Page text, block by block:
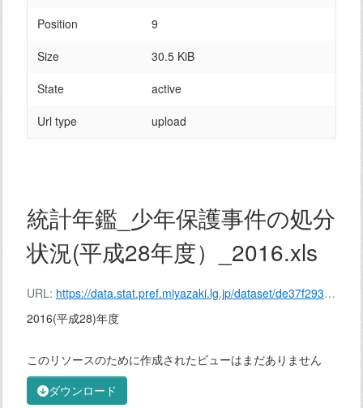
ダウンロード
統計年鑑_少年保護事件の処分
状況(平成28年度）_2016.xls
URL: https://data.stat.pref.miyazaki.lg.jp/dataset/de37f293-2d5c-4a6e-9585-3d235e71713a/resource/7cfeb162-3602-427d-8669-05cf6774f0dd/download/%E7%B5%B1%E8%A8%88%E5%B9%B4%E9%91%91_%E5%B0%91%E5%B9%B4%E4%BF%9D%E8%AD%B7%E4%BA%8B%E4%BB%B6%E3%81%AE%E5%87%A6%E5%88%86%E7%8A%B6%E6%B3%81(%E5%B9%B3%E6%88%9028%E5%B9%B4%E5%BA%A6%EF%BC%89_2016.xls
2016(平成28)年度
このリソースのために作成されたビューはまだありません
Position
9
Size
30.5 KiB
State
active
Url type
upload